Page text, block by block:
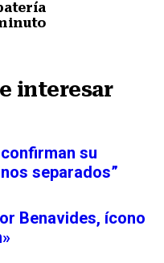
interesar
su
separados”
Benavides, ícono